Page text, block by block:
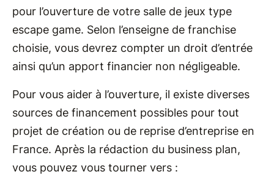
pour l’ouverture de votre salle de jeux type
escape game. Selon l’enseigne de franchise
choisie, vous devrez compter un droit d’entrée
ainsi qu’un apport financier non négligeable.
Pour vous aider à l’ouverture, il existe diverses
sources de financement possibles pour tout
projet de création ou de reprise d’entreprise en
France. Après la rédaction du business plan,
vous pouvez vous tourner vers :